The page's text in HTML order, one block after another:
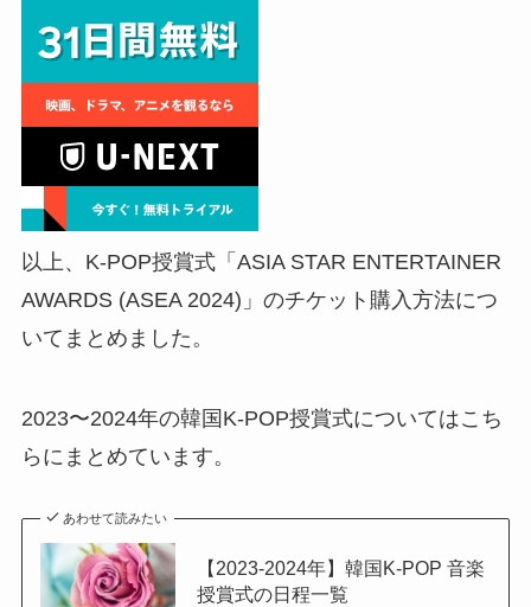
以上、K-POP授賞式「ASIA STAR ENTERTAINER
AWARDS (ASEA 2024)」のチケット購入方法につ
いてまとめました。
2023〜2024年の韓国K-POP授賞式についてはこち
らにまとめています。
あわせて読みたい
【2023-2024年】韓国K-POP 音楽
授賞式の日程一覧